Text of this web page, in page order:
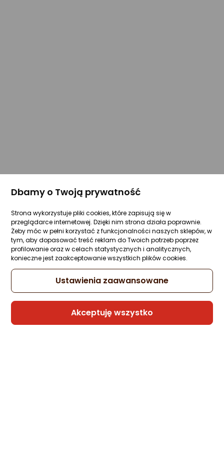
Dbamy o Twoją prywatność
Strona wykorzystuje pliki cookies, które zapisują się w
przeglądarce internetowej. Dzięki nim strona działa poprawnie.
Żeby móc w pełni korzystać z funkcjonalności naszych sklepów, w
tym, aby dopasować treść reklam do Twoich potrzeb poprzez
profilowanie oraz w celach statystycznych i analitycznych,
konieczne jest zaakceptowanie wszystkich plików cookies.
Ustawienia zaawansowane
Akceptuję wszystko